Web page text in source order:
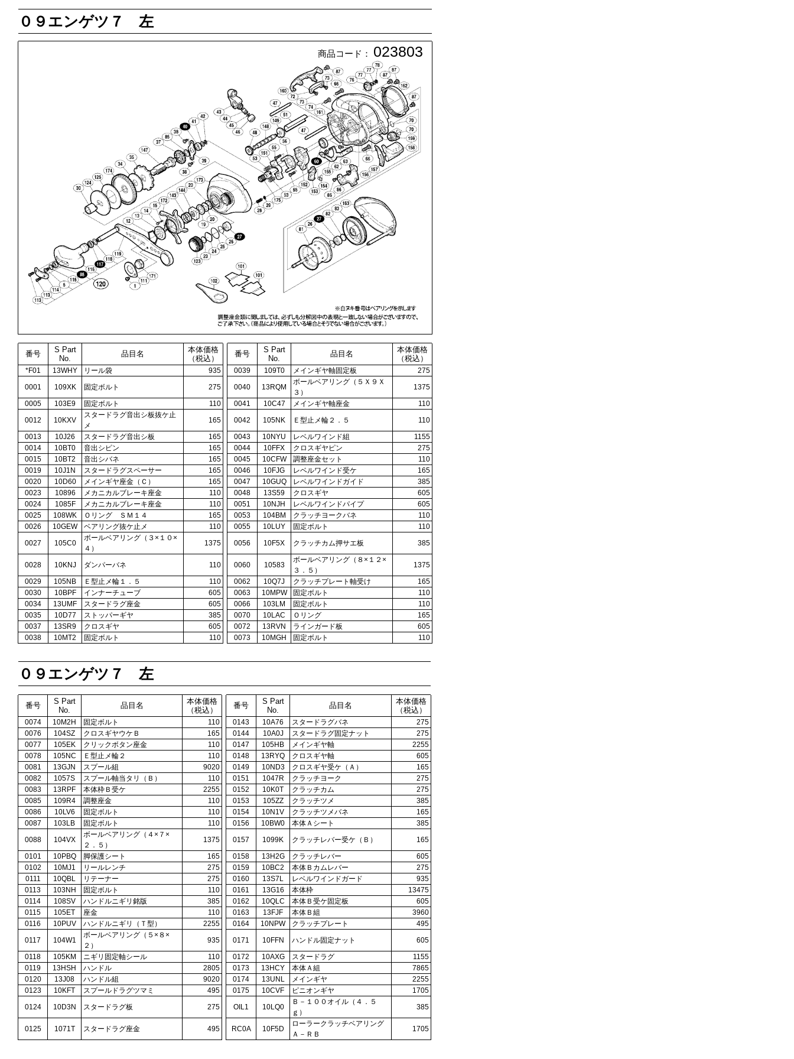
０９エンゲツ７ 左
商品コード： 023803
番号
S Part
No.
品目名
本体価格
（税込）
番号
S Part
No.
品目名
本体価格
（税込）
*F01 13WHY リール袋 935 0039 109T0 メインギヤ軸固定板
275
0001
109XK 固定ボルト 275 0040 13RQM
ボールベアリング（５Ｘ９Ｘ
３）
1375
0005
103E9 固定ボルト 110 0041 10C47 メインギヤ軸座金
110
0012
10KXV
スタードラグ音出シ板抜ケ止
メ
165 0042 105NK Ｅ型止メ輪２．５
110
0013
10J26 スタードラグ音出シ板 165 0043 10NYU レベルワインド組
1155
0014
10BT0 音出シピン 165 0044 10FFX クロスギヤピン
275
0015
10BT2 音出シバネ 165 0045 10CFW 調整座金セット
110
0019
10J1N スタードラグスペーサー 165 0046 10FJG レベルワインド受ケ
165
0020
10D60 メインギヤ座金（Ｃ） 165 0047 10GUQ レベルワインドガイド
385
0023
10896 メカニカルブレーキ座金 110 0048 13S59 クロスギヤ
605
0024
1085F メカニカルブレーキ座金 110 0051 10NJH レベルワインドパイプ
605
0025
108WK Ｏリング ＳＭ１４ 165 0053 104BM クラッチヨークバネ
110
0026
10GEW ベアリング抜ケ止メ 110 0055 10LUY 固定ボルト
110
0027
105C0
ボールベアリング（３×１０×
４）
1375 0056 10F5X クラッチカム押サエ板 385
0028 10KNJ ダンパーバネ 110 0060 10583
ボールベアリング（８×１２×
３．５）
1375
0029
105NB Ｅ型止メ輪１．５ 110 0062 10Q7J クラッチプレート軸受け
165
0030
10BPF インナーチューブ 605 0063 10MPW 固定ボルト
110
0034
13UMF スタードラグ座金 605 0066 103LM 固定ボルト
110
0035
10D77 ストッパーギヤ 385 0070 10LAC Ｏリング
165
0037
13SR9 クロスギヤ 605 0072 13RVN ラインガード板
605
0038
10MT2 固定ボルト 110 0073 10MGH 固定ボルト 110
０９エンゲツ７ 左
番号
S Part
No.
品目名
本体価格
（税込）
番号
S Part
No.
品目名
本体価格
（税込）
0074 10M2H 固定ボルト 110 0143 10A76 スタードラグバネ
275
0076
104SZ クロスギヤウケＢ 165 0144 10A0J スタードラグ固定ナット
275
0077
105EK クリックボタン座金 110 0147 105HB メインギヤ軸
2255
0078
105NC Ｅ型止メ輪２ 110 0148 13RYQ クロスギヤ軸
605
0081
13GJN スプール組 9020 0149 10ND3 クロスギヤ受ケ（Ａ）
165
0082
1057S スプール軸当タリ（Ｂ） 110 0151 1047R クラッチヨーク
275
0083
13RPF 本体枠Ｂ受ケ 2255 0152 10K0T クラッチカム
275
0085
109R4 調整座金 110 0153 105ZZ クラッチツメ
385
0086
10LV6 固定ボルト 110 0154 10N1V クラッチツメバネ
165
0087
103LB 固定ボルト 110 0156 10BW0 本体Ａシート
385
0088
104VX
ボールベアリング（４×７×
２．５）
1375 0157 1099K クラッチレバー受ケ（Ｂ）
165
0101
10PBQ 脚保護シート 165 0158 13H2G クラッチレバー
605
0102
10MJ1 リールレンチ 275 0159 10BC2 本体Ｂカムレバー
275
0111
10QBL リテーナー 275 0160 13S7L レベルワインドガード
935
0113
103NH 固定ボルト 110 0161 13G16 本体枠
13475
0114
108SV ハンドルニギリ銘版 385 0162 10QLC 本体Ｂ受ケ固定板
605
0115
105ET 座金 110 0163 13FJF 本体Ｂ組
3960
0116
10PUV ハンドルニギリ（Ｔ型） 2255 0164 10NPW クラッチプレート
495
0117
104W1
ボールベアリング（５×８×
２）
935 0171 10FFN ハンドル固定ナット
605
0118
105KM ニギリ固定軸シール 110 0172 10AXG スタードラグ
1155
0119
13HSH ハンドル 2805 0173 13HCY 本体Ａ組
7865
0120
13J08 ハンドル組 9020 0174 13UNL メインギヤ
2255
0123
10KFT スプールドラグツマミ 495 0175 10CVF ピニオンギヤ
1705
0124
10D3N スタードラグ板 275 OIL1 10LQ0
Ｂ－１００オイル（４．５
ｇ）
385
0125 1071T スタードラグ座金 495 RC0A 10F5D
ローラークラッチベアリング
Ａ－ＲＢ
1705